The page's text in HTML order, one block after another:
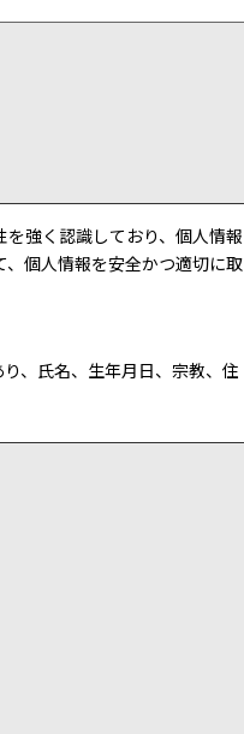
強く認識しており、個人情報
個人情報を安全かつ適切に取
、氏名、生年月日、宗教、住